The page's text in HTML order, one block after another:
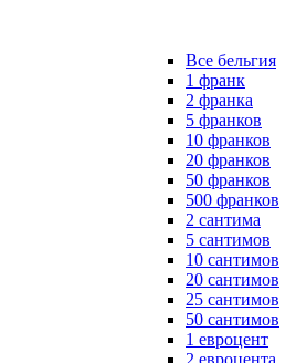
Все бельгия
1 франк
2 франка
5 франков
10 франков
20 франков
50 франков
500 франков
2 сантима
5 сантимов
10 сантимов
20 сантимов
25 сантимов
50 сантимов
1 евроцент
2 евроцента